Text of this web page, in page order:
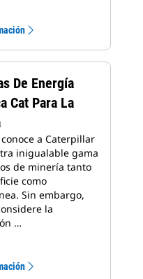
De Energía
Cat Para La
a Caterpillar
inigualable gama
de minería tanto
como
Sin embargo,
la
…